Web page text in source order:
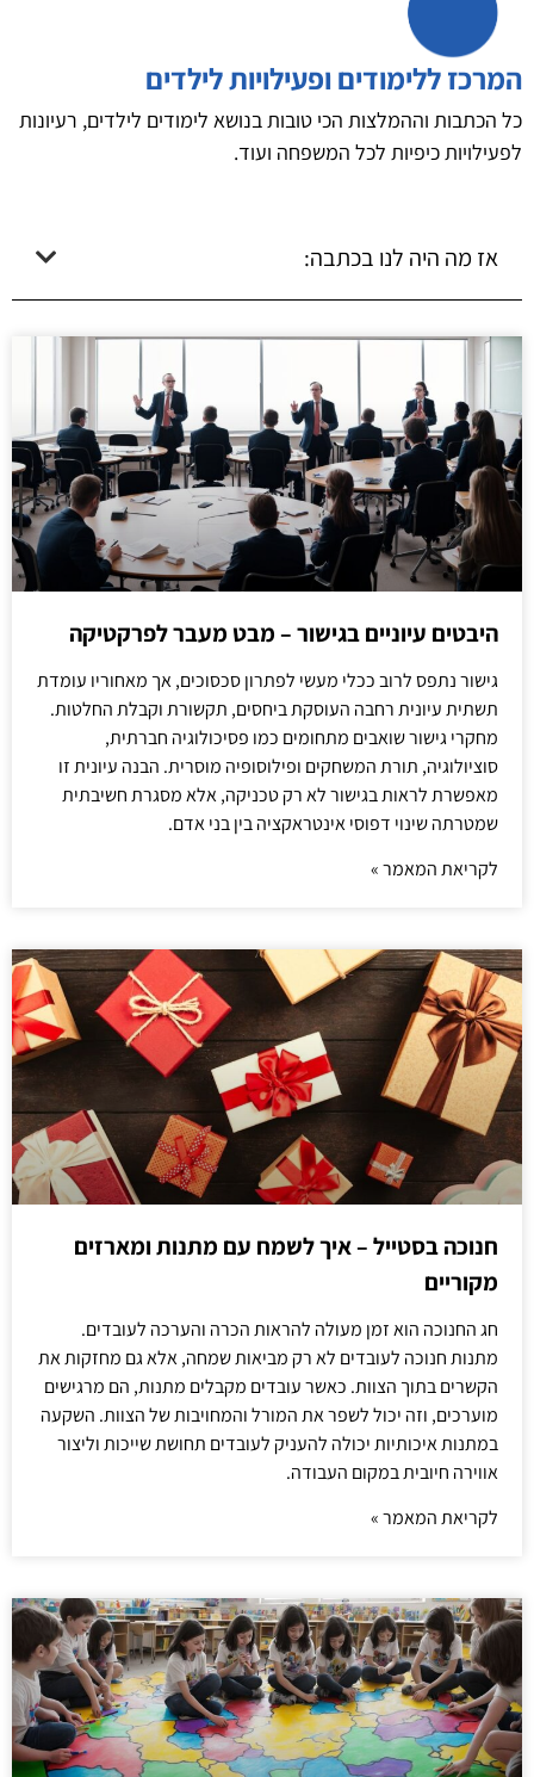
המרכז ללימודים ופעילויות לילדים
כל הכתבות וההמלצות הכי טובות בנושא לימודים לילדים, רעיונות
לפעילויות כיפיות לכל המשפחה ועוד.
אז מה היה לנו בכתבה:
היבטים עיוניים בגישור – מבט מעבר לפרקטיקה
גישור נתפס לרוב ככלי מעשי לפתרון סכסוכים, אך מאחוריו עומדת
תשתית עיונית רחבה העוסקת ביחסים, תקשורת וקבלת החלטות.
מחקרי גישור שואבים מתחומים כמו פסיכולוגיה חברתית,
סוציולוגיה, תורת המשחקים ופילוסופיה מוסרית. הבנה עיונית זו
מאפשרת לראות בגישור לא רק טכניקה, אלא מסגרת חשיבתית
שמטרתה שינוי דפוסי אינטראקציה בין בני אדם.
לקריאת המאמר »
חנוכה בסטייל – איך לשמח עם מתנות ומארזים
מקוריים
חג החנוכה הוא זמן מעולה להראות הכרה והערכה לעובדים.
מתנות חנוכה לעובדים לא רק מביאות שמחה, אלא גם מחזקות את
הקשרים בתוך הצוות. כאשר עובדים מקבלים מתנות, הם מרגישים
מוערכים, וזה יכול לשפר את המורל והמחויבות של הצוות. השקעה
במתנות איכותיות יכולה להעניק לעובדים תחושת שייכות וליצור
אווירה חיובית במקום העבודה.
לקריאת המאמר »